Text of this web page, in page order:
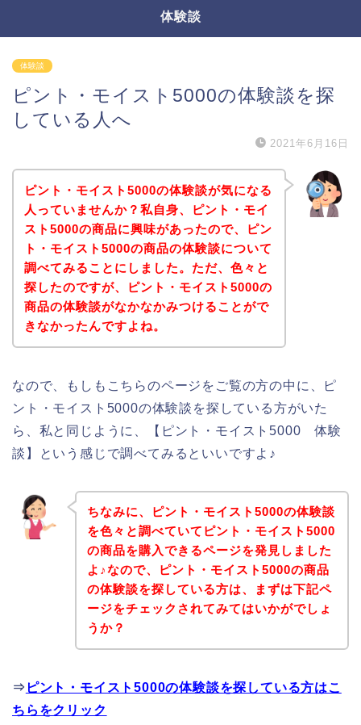
体験談
体験談
ピント・モイスト5000の体験談を探
している人へ
2021年6月16日
ピント・モイスト5000の体験談が気になる
人っていませんか？私自身、ピント・モイ
スト5000の商品に興味があったので、ピン
ト・モイスト5000の商品の体験談について
調べてみることにしました。ただ、色々と
探したのですが、ピント・モイスト5000の
商品の体験談がなかなかみつけることがで
きなかったんですよね。
なので、もしもこちらのページをご覧の方の中に、ピ
ント・モイスト5000の体験談を探している方がいた
ら、私と同じように、【ピント・モイスト5000 体験
談】という感じで調べてみるといいですよ♪
ちなみに、ピント・モイスト5000の体験談
を色々と調べていてピント・モイスト5000
の商品を購入できるページを発見しました
よ♪なので、ピント・モイスト5000の商品
の体験談を探している方は、まずは下記ペ
ージをチェックされてみてはいかがでしょ
うか？
⇒ ピント・モイスト5000の体験談を探している方はこ
ちらをクリック